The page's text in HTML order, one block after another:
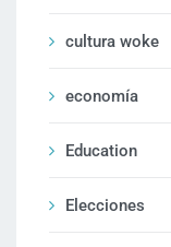
cultura woke
economía
Education
Elecciones